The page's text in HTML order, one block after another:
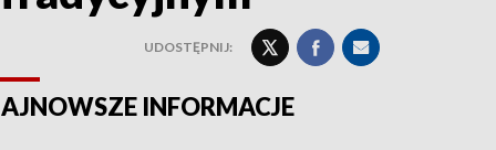
UDOSTĘPNIJ:
INFORMACJE